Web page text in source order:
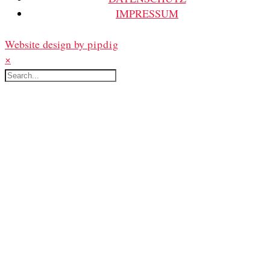
IMPRESSUM
Website design by pipdig
×